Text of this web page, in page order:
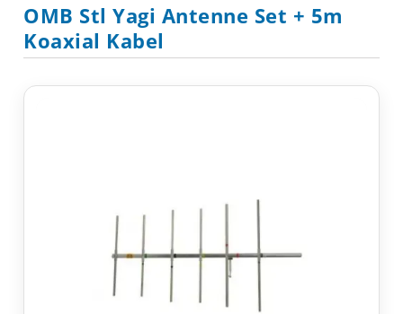
OMB Stl Yagi Antenne Set + 5m
Koaxial Kabel